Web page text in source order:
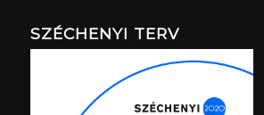
SZÉCHENYI TERV